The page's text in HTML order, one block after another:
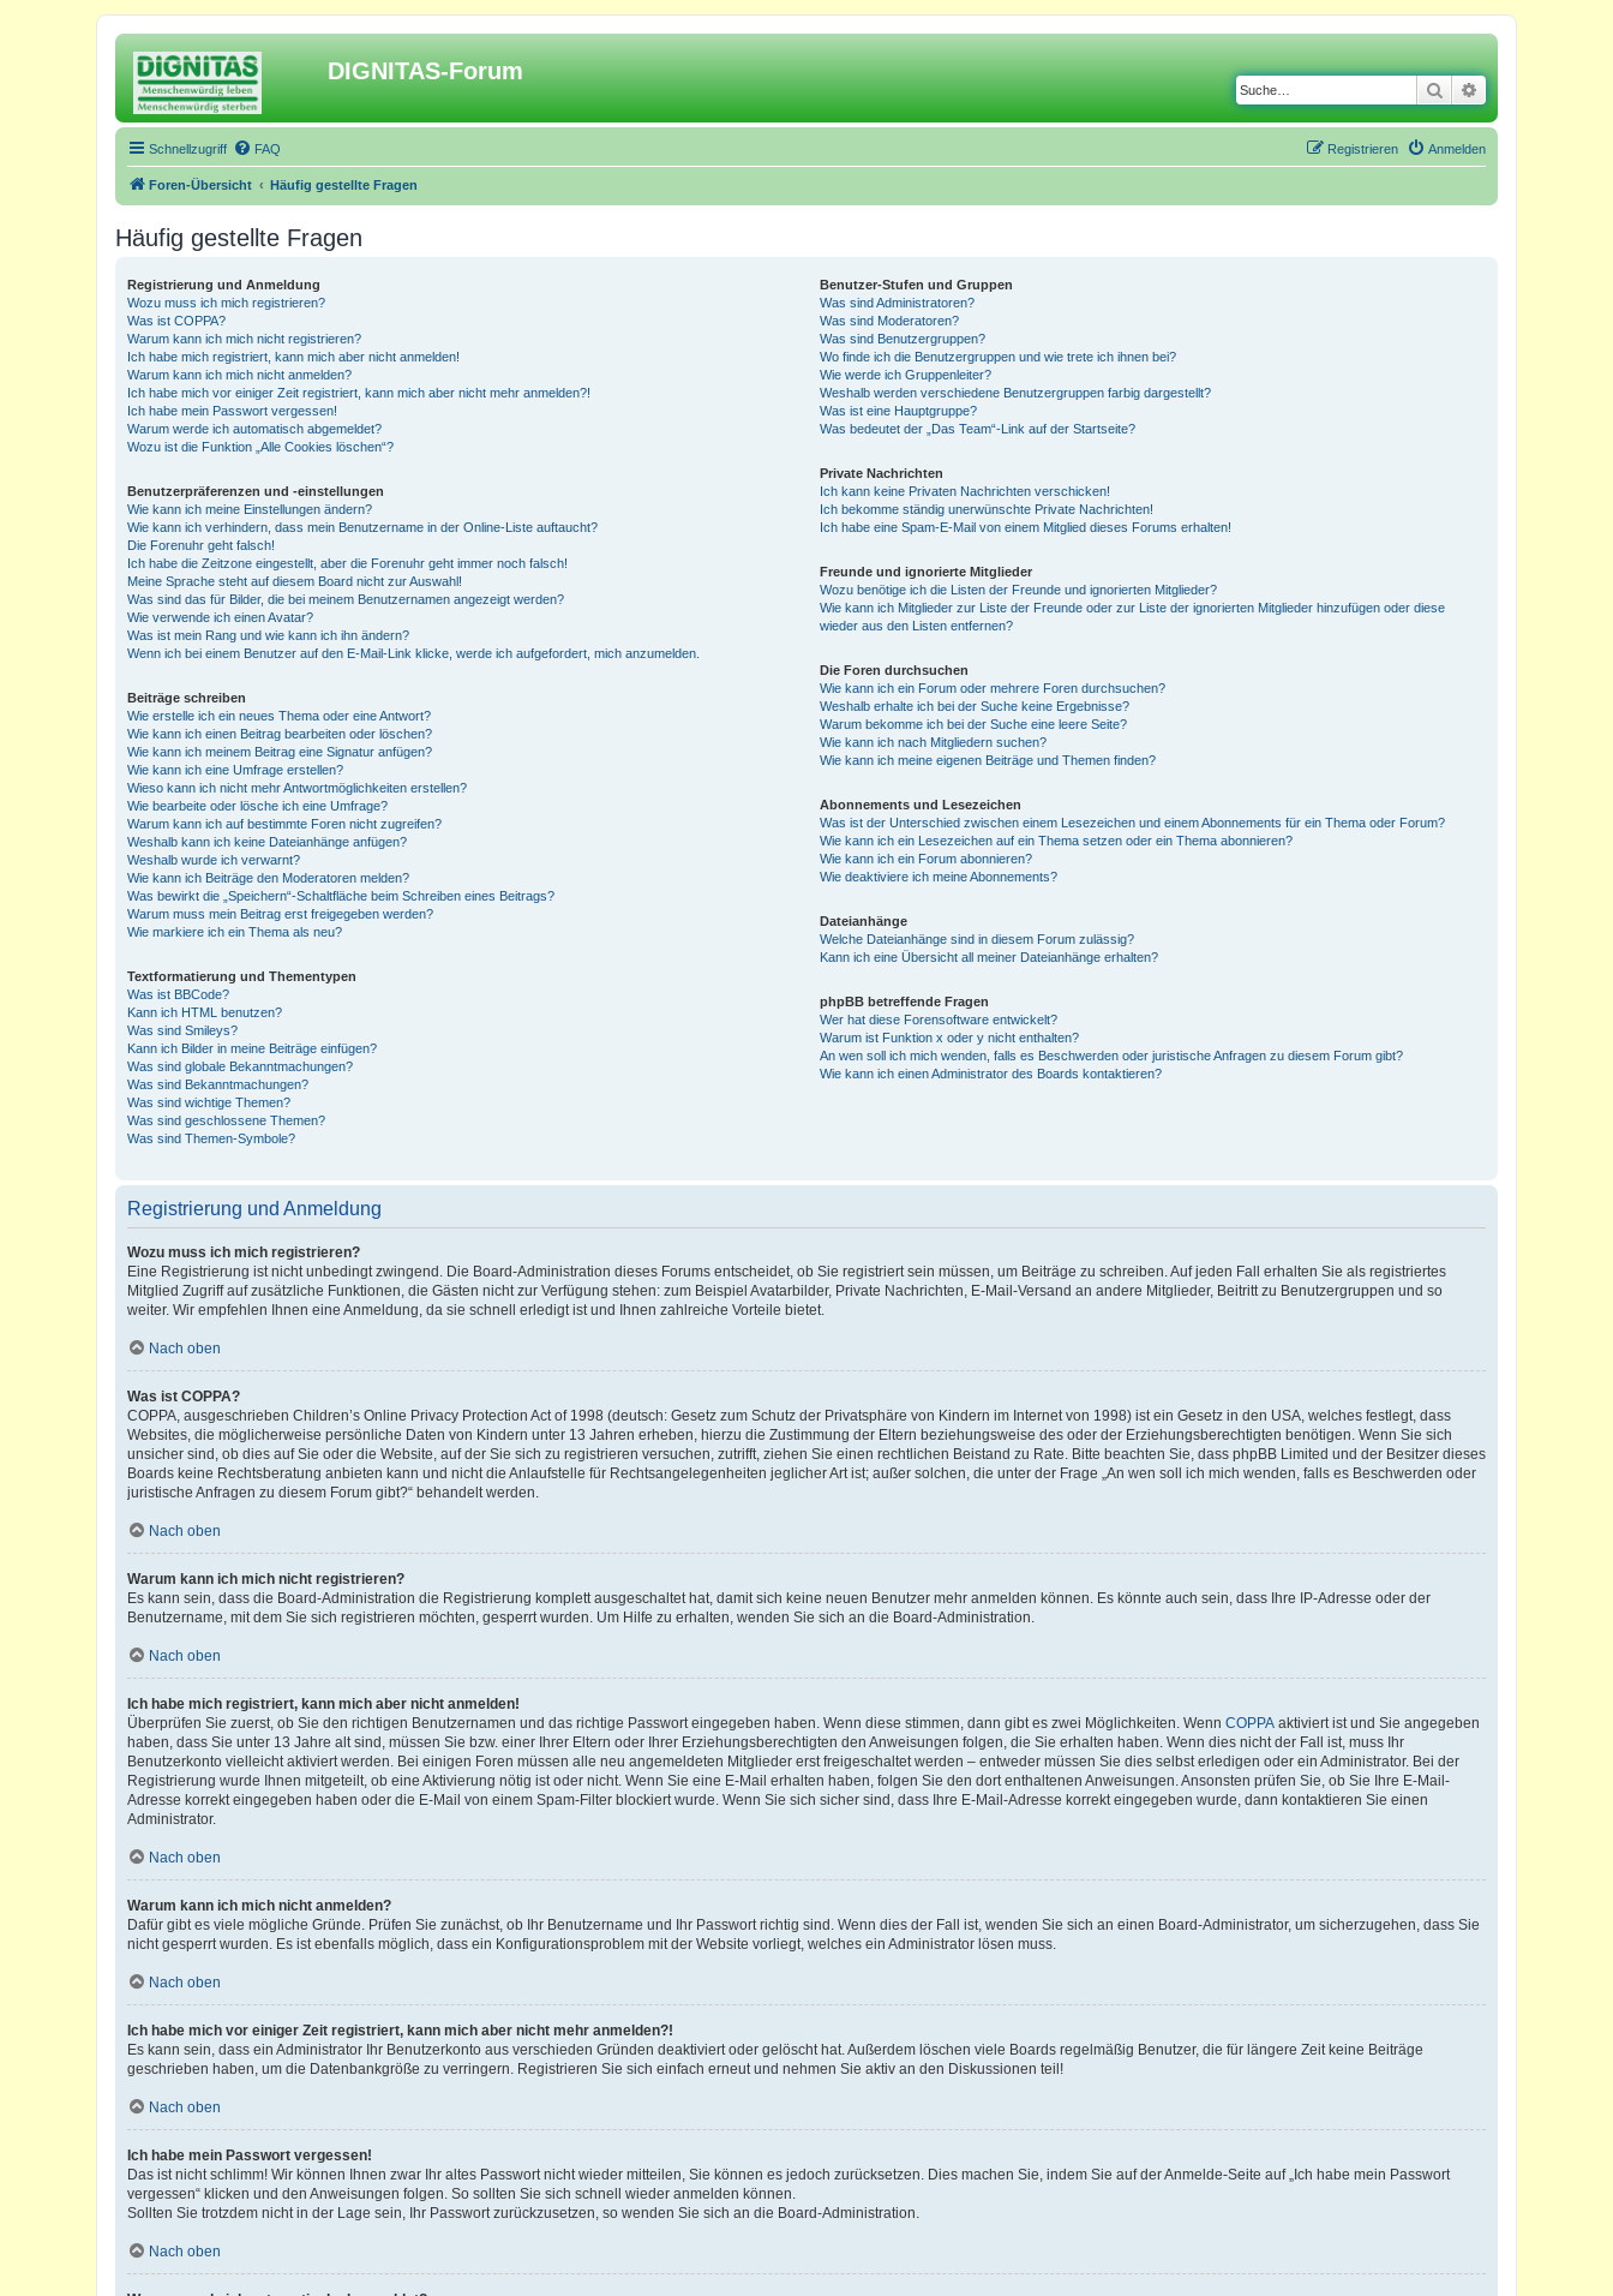
DIGNITAS-Forum
Suche
Schnellzugriff FAQ Anmelden
Registrieren
Foren-Übersicht Häufig gestellte Fragen
Häufig gestellte Fragen
Registrierung und Anmeldung
Wozu muss ich mich registrieren?
Was ist COPPA?
Warum kann ich mich nicht registrieren?
Ich habe mich registriert, kann mich aber nicht anmelden!
Warum kann ich mich nicht anmelden?
Ich habe mich vor einiger Zeit registriert, kann mich aber nicht mehr anmelden?!
Ich habe mein Passwort vergessen!
Warum werde ich automatisch abgemeldet?
Wozu ist die Funktion „Alle Cookies löschen“?
Benutzerpräferenzen und -einstellungen
Wie kann ich meine Einstellungen ändern?
Wie kann ich verhindern, dass mein Benutzername in der Online-Liste auftaucht?
Die Forenuhr geht falsch!
Ich habe die Zeitzone eingestellt, aber die Forenuhr geht immer noch falsch!
Meine Sprache steht auf diesem Board nicht zur Auswahl!
Was sind das für Bilder, die bei meinem Benutzernamen angezeigt werden?
Wie verwende ich einen Avatar?
Was ist mein Rang und wie kann ich ihn ändern?
Wenn ich bei einem Benutzer auf den E-Mail-Link klicke, werde ich aufgefordert, mich anzumelden.
Beiträge schreiben
Wie erstelle ich ein neues Thema oder eine Antwort?
Wie kann ich einen Beitrag bearbeiten oder löschen?
Wie kann ich meinem Beitrag eine Signatur anfügen?
Wie kann ich eine Umfrage erstellen?
Wieso kann ich nicht mehr Antwortmöglichkeiten erstellen?
Wie bearbeite oder lösche ich eine Umfrage?
Warum kann ich auf bestimmte Foren nicht zugreifen?
Weshalb kann ich keine Dateianhänge anfügen?
Weshalb wurde ich verwarnt?
Wie kann ich Beiträge den Moderatoren melden?
Was bewirkt die „Speichern“-Schaltfläche beim Schreiben eines Beitrags?
Warum muss mein Beitrag erst freigegeben werden?
Wie markiere ich ein Thema als neu?
Textformatierung und Thementypen
Was ist BBCode?
Kann ich HTML benutzen?
Was sind Smileys?
Kann ich Bilder in meine Beiträge einfügen?
Was sind globale Bekanntmachungen?
Was sind Bekanntmachungen?
Was sind wichtige Themen?
Was sind geschlossene Themen?
Was sind Themen-Symbole?
Benutzer-Stufen und Gruppen
Was sind Administratoren?
Was sind Moderatoren?
Was sind Benutzergruppen?
Wo finde ich die Benutzergruppen und wie trete ich ihnen bei?
Wie werde ich Gruppenleiter?
Weshalb werden verschiedene Benutzergruppen farbig dargestellt?
Was ist eine Hauptgruppe?
Was bedeutet der „Das Team“-Link auf der Startseite?
Private Nachrichten
Ich kann keine Privaten Nachrichten verschicken!
Ich bekomme ständig unerwünschte Private Nachrichten!
Ich habe eine Spam-E-Mail von einem Mitglied dieses Forums erhalten!
Freunde und ignorierte Mitglieder
Wozu benötige ich die Listen der Freunde und ignorierten Mitglieder?
Wie kann ich Mitglieder zur Liste der Freunde oder zur Liste der ignorierten Mitglieder hinzufügen oder diese
wieder aus den Listen entfernen?
Die Foren durchsuchen
Wie kann ich ein Forum oder mehrere Foren durchsuchen?
Weshalb erhalte ich bei der Suche keine Ergebnisse?
Warum bekomme ich bei der Suche eine leere Seite?
Wie kann ich nach Mitgliedern suchen?
Wie kann ich meine eigenen Beiträge und Themen finden?
Abonnements und Lesezeichen
Was ist der Unterschied zwischen einem Lesezeichen und einem Abonnements für ein Thema oder Forum?
Wie kann ich ein Lesezeichen auf ein Thema setzen oder ein Thema abonnieren?
Wie kann ich ein Forum abonnieren?
Wie deaktiviere ich meine Abonnements?
Dateianhänge
Welche Dateianhänge sind in diesem Forum zulässig?
Kann ich eine Übersicht all meiner Dateianhänge erhalten?
phpBB betreffende Fragen
Wer hat diese Forensoftware entwickelt?
Warum ist Funktion x oder y nicht enthalten?
An wen soll ich mich wenden, falls es Beschwerden oder juristische Anfragen zu diesem Forum gibt?
Wie kann ich einen Administrator des Boards kontaktieren?
Registrierung und Anmeldung
Wozu muss ich mich registrieren?
Eine Registrierung ist nicht unbedingt zwingend. Die Board-Administration dieses Forums entscheidet, ob Sie registriert sein müssen, um Beiträge zu schreiben. Auf jeden Fall erhalten Sie als registriertes
Mitglied Zugriff auf zusätzliche Funktionen, die Gästen nicht zur Verfügung stehen: zum Beispiel Avatarbilder, Private Nachrichten, E-Mail-Versand an andere Mitglieder, Beitritt zu Benutzergruppen und so
weiter. Wir empfehlen Ihnen eine Anmeldung, da sie schnell erledigt ist und Ihnen zahlreiche Vorteile bietet.
Nach oben
Was ist COPPA?
COPPA, ausgeschrieben Children’s Online Privacy Protection Act of 1998 (deutsch: Gesetz zum Schutz der Privatsphäre von Kindern im Internet von 1998) ist ein Gesetz in den USA, welches festlegt, dass
Websites, die möglicherweise persönliche Daten von Kindern unter 13 Jahren erheben, hierzu die Zustimmung der Eltern beziehungsweise des oder der Erziehungsberechtigten benötigen. Wenn Sie sich
unsicher sind, ob dies auf Sie oder die Website, auf der Sie sich zu registrieren versuchen, zutrifft, ziehen Sie einen rechtlichen Beistand zu Rate. Bitte beachten Sie, dass phpBB Limited und der Besitzer dieses
Boards keine Rechtsberatung anbieten kann und nicht die Anlaufstelle für Rechtsangelegenheiten jeglicher Art ist; außer solchen, die unter der Frage „An wen soll ich mich wenden, falls es Beschwerden oder
juristische Anfragen zu diesem Forum gibt?“ behandelt werden.
Nach oben
Warum kann ich mich nicht registrieren?
Es kann sein, dass die Board-Administration die Registrierung komplett ausgeschaltet hat, damit sich keine neuen Benutzer mehr anmelden können. Es könnte auch sein, dass Ihre IP-Adresse oder der
Benutzername, mit dem Sie sich registrieren möchten, gesperrt wurden. Um Hilfe zu erhalten, wenden Sie sich an die Board-Administration.
Nach oben
Ich habe mich registriert, kann mich aber nicht anmelden!
Überprüfen Sie zuerst, ob Sie den richtigen Benutzernamen und das richtige Passwort eingegeben haben. Wenn diese stimmen, dann gibt es zwei Möglichkeiten. Wenn COPPA aktiviert ist und Sie angegeben
haben, dass Sie unter 13 Jahre alt sind, müssen Sie bzw. einer Ihrer Eltern oder Ihrer Erziehungsberechtigten den Anweisungen folgen, die Sie erhalten haben. Wenn dies nicht der Fall ist, muss Ihr
Benutzerkonto vielleicht aktiviert werden. Bei einigen Foren müssen alle neu angemeldeten Mitglieder erst freigeschaltet werden – entweder müssen Sie dies selbst erledigen oder ein Administrator. Bei der
Registrierung wurde Ihnen mitgeteilt, ob eine Aktivierung nötig ist oder nicht. Wenn Sie eine E-Mail erhalten haben, folgen Sie den dort enthaltenen Anweisungen. Ansonsten prüfen Sie, ob Sie Ihre E-Mail-
Adresse korrekt eingegeben haben oder die E-Mail von einem Spam-Filter blockiert wurde. Wenn Sie sich sicher sind, dass Ihre E-Mail-Adresse korrekt eingegeben wurde, dann kontaktieren Sie einen
Administrator.
Nach oben
Warum kann ich mich nicht anmelden?
Dafür gibt es viele mögliche Gründe. Prüfen Sie zunächst, ob Ihr Benutzername und Ihr Passwort richtig sind. Wenn dies der Fall ist, wenden Sie sich an einen Board-Administrator, um sicherzugehen, dass Sie
nicht gesperrt wurden. Es ist ebenfalls möglich, dass ein Konfigurationsproblem mit der Website vorliegt, welches ein Administrator lösen muss.
Nach oben
Ich habe mich vor einiger Zeit registriert, kann mich aber nicht mehr anmelden?!
Es kann sein, dass ein Administrator Ihr Benutzerkonto aus verschieden Gründen deaktiviert oder gelöscht hat. Außerdem löschen viele Boards regelmäßig Benutzer, die für längere Zeit keine Beiträge
geschrieben haben, um die Datenbankgröße zu verringern. Registrieren Sie sich einfach erneut und nehmen Sie aktiv an den Diskussionen teil!
Nach oben
Ich habe mein Passwort vergessen!
Das ist nicht schlimm! Wir können Ihnen zwar Ihr altes Passwort nicht wieder mitteilen, Sie können es jedoch zurücksetzen. Dies machen Sie, indem Sie auf der Anmelde-Seite auf „Ich habe mein Passwort
vergessen“ klicken und den Anweisungen folgen. So sollten Sie sich schnell wieder anmelden können.
Sollten Sie trotzdem nicht in der Lage sein, Ihr Passwort zurückzusetzen, so wenden Sie sich an die Board-Administration.
Nach oben